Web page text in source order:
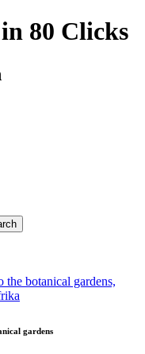
80 Clicks
gardens